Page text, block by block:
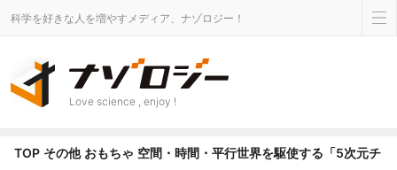
科学を好きな人を増やすメディア、ナゾロジー！
Love science , enjoy !
TOP その他 おもちゃ 空間・時間・平行世界を駆使する「5次元チ